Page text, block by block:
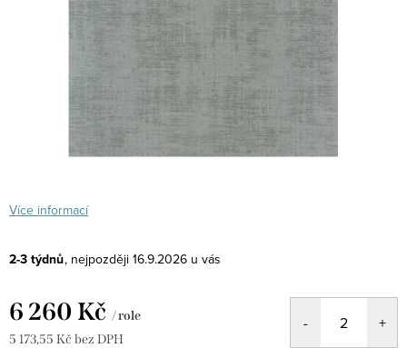
Více informací
2-3 týdnů 16.9.2026
6 260 Kč / role
5 173,55 Kč bez DPH